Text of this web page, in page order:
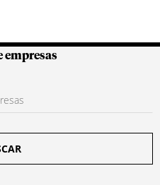
empresas